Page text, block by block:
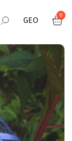
GEO
RUS
0